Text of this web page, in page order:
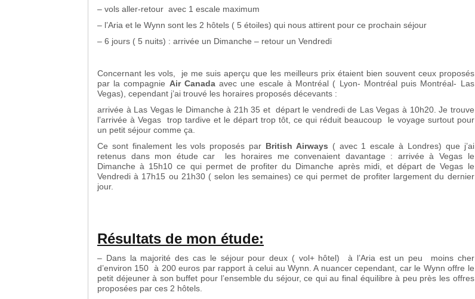
– vols aller-retour avec 1 escale maximum
– l’Aria et le Wynn sont les 2 hôtels ( 5 étoiles) qui nous attirent pour ce prochain séjour
– 6 jours ( 5 nuits) : arrivée un Dimanche – retour un Vendredi
Concernant les vols, je me suis aperçu que les meilleurs prix étaient bien souvent ceux proposés
par la compagnie Air Canadaavec une escale à Montréal ( Lyon- Montréal puis Montréal- Las
Vegas), cependant j’ai trouvé les horaires proposés décevants :
arrivée à Las Vegas le Dimanche à 21h 35 et départ le vendredi de Las Vegas à 10h20. Je trouve
l’arrivée à Vegas trop tardive et le départ trop tôt, ce qui réduit beaucoup le voyage surtout pour
un petit séjour comme ça.
Ce sont finalement les vols proposés par British Airways ( avec 1 escale à Londres) que j’ai
retenus dans mon étude car les horaires me convenaient davantage : arrivée à Vegas le
Dimanche à 15h10 ce qui permet de profiter du Dimanche après midi, et départ de Vegas le
Vendredi à 17h15 ou 21h30 ( selon les semaines) ce qui permet de profiter largement du dernier
jour.
Résultats de mon étude:
– Dans la majorité des cas le séjour pour deux ( vol+ hôtel) à l’Aria est un peu moins cher
d’environ 150 à 200 euros par rapport à celui au Wynn. A nuancer cependant, car le Wynn offre le
petit déjeuner à son buffet pour l’ensemble du séjour, ce qui au final équilibre à peu près les offres
proposées par ces 2 hôtels.